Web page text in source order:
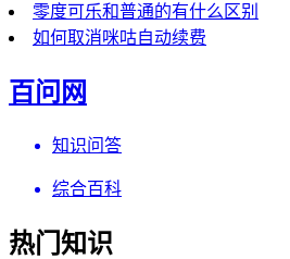
零度可乐和普通的有什么区别
如何取消咪咕自动续费
百问网
知识问答
综合百科
热门知识